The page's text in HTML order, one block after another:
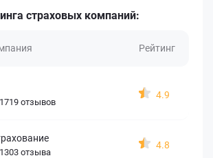
страховых компаний:
Рейтинг
1719 отзывов
4.9
1303 отзыва
4.8